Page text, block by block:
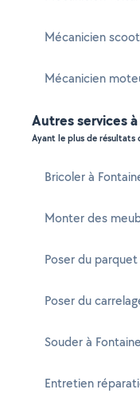
Mécanicien
Mécanicien
Autres services
Ayant le plus de résultats
Bricoler à
Monter des
Poser du
Poser du
Souder à
Entretien